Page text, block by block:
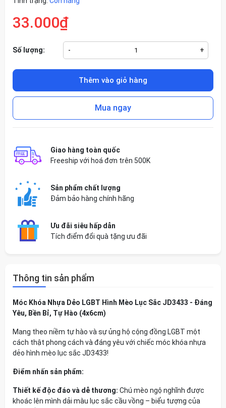
33.000₫
Số lượng: - +
Thêm vào giỏ hàng
Mua ngay
Giao hàng toàn quốc
Freeship với hoá đơn trên 500K
Sản phẩm chất lượng
Đảm bảo hàng chính hãng
Ưu đãi siêu hấp dẫn
Tích điểm đổi quà tặng ưu đãi
Thông tin sản phẩm
Móc Khóa Nhựa Dẻo LGBT Hình Mèo Lục Sắc JD3433 - Đáng
Yêu, Bền Bỉ, Tự Hào (4x6cm)
Mang theo niềm tự hào và sự ủng hộ cộng đồng LGBT một
cách thật phong cách và đáng yêu với chiếc móc khóa nhựa
dẻo hình mèo lục sắc JD3433!
Điểm nhấn sản phẩm:
Thiết kế độc đáo và dễ thương: Chú mèo ngộ nghĩnh được
khoác lên mình dải màu lục sắc cầu vồng – biểu tượng của